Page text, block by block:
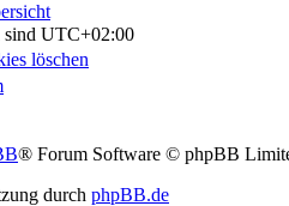
UTC+02:00
löschen
® Forum Software © phpBB
durch phpBB.de